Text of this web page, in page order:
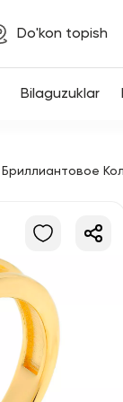
Do'kon topish
Bilaguzuklar
Бриллиантовое